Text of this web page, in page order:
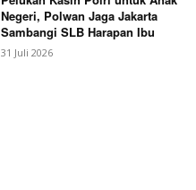
Negeri, Polwan Jaga Jakarta
Sambangi SLB Harapan Ibu
31 Juli 2026